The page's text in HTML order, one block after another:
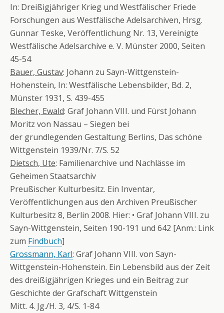
In: Dreißigjähriger Krieg und Westfälischer Friede
Forschungen aus Westfälische Adelsarchiven, Hrsg.
Gunnar Teske, Veröffentlichung Nr. 13, Vereinigte
Westfälische Adelsarchive e. V. Münster 2000, Seiten
45-54
Bauer, Gustav: Johann zu Sayn-Wittgenstein-
Hohenstein, In: Westfälische Lebensbilder, Bd. 2,
Münster 1931, S. 439-455
Blecher, Ewald: Graf Johann VIII. und Fürst Johann
Moritz von Nassau – Siegen bei
der grundlegenden Gestaltung Berlins, Das schöne
Wittgenstein 1939/Nr. 7/S. 52
Dietsch, Ute: Familienarchive und Nachlässe im
Geheimen Staatsarchiv
Preußischer Kulturbesitz. Ein Inventar,
Veröffentlichungen aus den Archiven Preußischer
Kulturbesitz 8, Berlin 2008. Hier: • Graf Johann VIII. zu
Sayn-Wittgenstein, Seiten 190-191 und 642 [Anm.: Link
zum Findbuch]
Grossmann, Karl: Graf Johann VIII. von Sayn-
Wittgenstein-Hohenstein. Ein Lebensbild aus der Zeit
des dreißigjährigen Krieges und ein Beitrag zur
Geschichte der Grafschaft Wittgenstein
Mitt. 4. Jg./H. 3, 4/S. 1-84